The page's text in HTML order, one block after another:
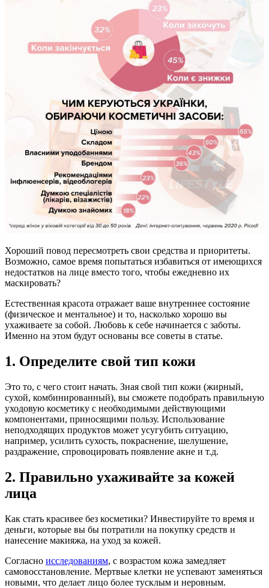
Хороший повод пересмотреть свои средства и приоритеты.
Возможно, самое время попытаться избавиться от имеющихся
недостатков на лице вместо того, чтобы ежедневно их
маскировать?
Естественная красота отражает ваше внутреннее состояние
(физическое и ментальное) и то, насколько хорошо вы
ухаживаете за собой. Любовь к себе начинается с заботы.
Именно на этом будут основаны все советы в статье.
1. Определите свой тип кожи
Это то, с чего стоит начать. Зная свой тип кожи (жирный,
сухой, комбинированный), вы сможете подобрать правильную
уходовую косметику с необходимыми действующими
компонентами, приносящими пользу. Использование
неподходящих продуктов может усугубить ситуацию,
например, усилить сухость, покраснение, шелушение,
раздражение, спровоцировать появление акне и т.д.
2. Правильно ухаживайте за кожей
лица
Как стать красивее без косметики? Инвестируйте то время и
деньги, которые вы бы потратили на покупку средств и
нанесение макияжа, на уход за кожей.
Согласно исследованиям, с возрастом кожа замедляет
самовосстановление. Мертвые клетки не успевают заменяться
новыми, что делает лицо более тусклым и неровным.